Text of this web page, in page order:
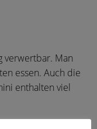
verwertbar. Man
essen. Auch die
enthalten viel